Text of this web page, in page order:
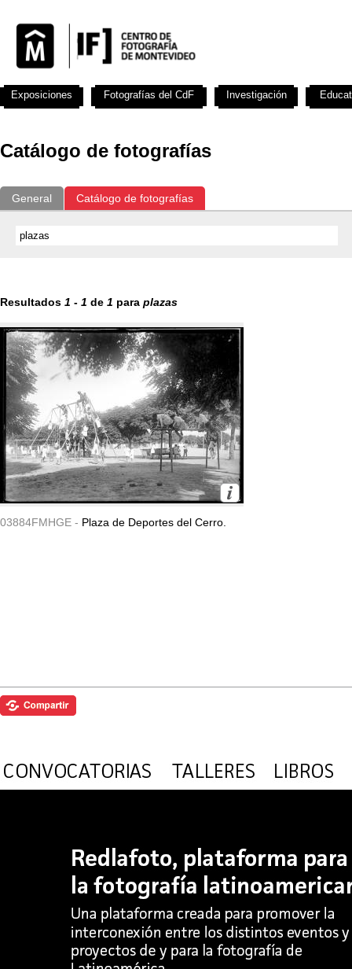
Catálogo de fotografías
General Catálogo de fotografías
Resultados 1 - 1 de 1 para plazas
03884FMHGE - Plaza de Deportes del Cerro.
Exposiciones Fotografías del CdF Investigación